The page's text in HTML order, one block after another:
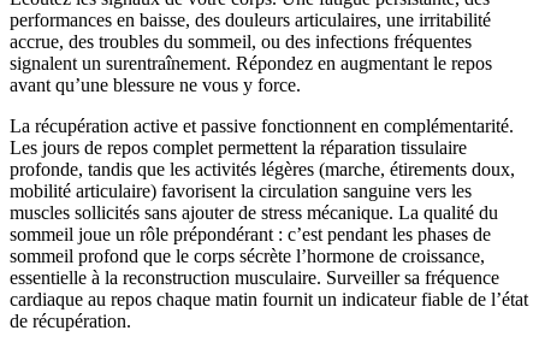
performances en baisse, des douleurs articulaires, une irritabilité
accrue, des troubles du sommeil, ou des infections fréquentes
signalent un surentraînement. Répondez en augmentant le repos
avant qu’une blessure ne vous y force.
La récupération active et passive fonctionnent en complémentarité.
Les jours de repos complet permettent la réparation tissulaire
profonde, tandis que les activités légères (marche, étirements doux,
mobilité articulaire) favorisent la circulation sanguine vers les
muscles sollicités sans ajouter de stress mécanique. La qualité du
sommeil joue un rôle prépondérant : c’est pendant les phases de
sommeil profond que le corps sécrète l’hormone de croissance,
essentielle à la reconstruction musculaire. Surveiller sa fréquence
cardiaque au repos chaque matin fournit un indicateur fiable de l’état
de récupération.